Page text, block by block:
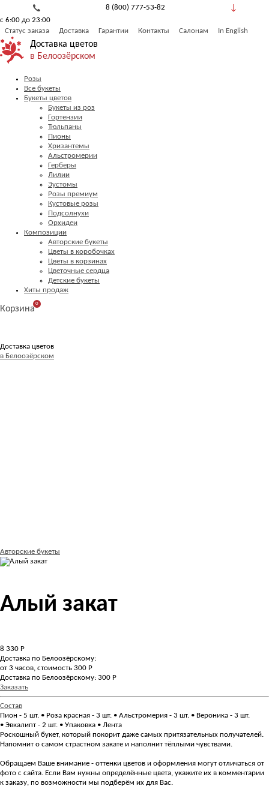
8 (800) 777-53-82
с 6:00 до 23:00
Статус заказа
Доставка Гарантии Контакты Салонам In English
Доставка цветов
в Белоозёрском
Розы
Все букеты
Букеты цветов
Букеты из роз
Гортензии
Тюльпаны
Пионы
Хризантемы
Альстромерии
Герберы
Лилии
Эустомы
Розы премиум
Кустовые розы
Подсолнухи
Орхидеи
Композиции
Авторские букеты
Цветы в коробочках
Цветы в корзинах
Цветочные сердца
Детские букеты
Хиты продаж
Корзина
0
Доставка цветов
в Белоозёрском
Авторские букеты
Алый закат
8 330 Р
Доставка по Белоозёрскому:
от 3 часов, стоимость 300 Р
Доставка по Белоозёрскому: 300 Р
Заказать
Состав
Пион - 5 шт. • Роза красная - 3 шт. • Альстромерия - 3 шт. • Вероника - 3 шт.
• Эвкалипт - 2 шт. • Упаковка • Лента
Роскошный букет, который покорит даже самых притязательных получателей.
Напомнит о самом страстном закате и наполнит тёплыми чувствами.
Обращаем Ваше внимание - оттенки цветов и оформления могут отличаться от
фото с сайта. Если Вам нужны определённые цвета, укажите их в комментарии
к заказу, по возможности мы подберём их для Вас.